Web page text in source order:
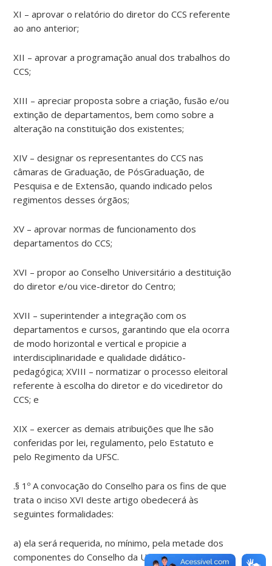
XI – aprovar o relatório do diretor do CCS referente
ao ano anterior;
XII – aprovar a programação anual dos trabalhos do
CCS;
XIII – apreciar proposta sobre a criação, fusão e/ou
extinção de departamentos, bem como sobre a
alteração na constituição dos existentes;
XIV – designar os representantes do CCS nas
câmaras de Graduação, de PósGraduação, de
Pesquisa e de Extensão, quando indicado pelos
regimentos desses órgãos;
XV – aprovar normas de funcionamento dos
departamentos do CCS;
XVI – propor ao Conselho Universitário a destituição
do diretor e/ou vice-diretor do Centro;
XVII – superintender a integração com os
departamentos e cursos, garantindo que ela ocorra
de modo horizontal e vertical e propicie a
interdisciplinaridade e qualidade didático-
pedagógica; XVIII – normatizar o processo eleitoral
referente à escolha do diretor e do vicediretor do
CCS; e
XIX – exercer as demais atribuições que lhe são
conferidas por lei, regulamento, pelo Estatuto e
pelo Regimento da UFSC.
.§ 1º A convocação do Conselho para os fins de que
trata o inciso XVI deste artigo obedecerá às
seguintes formalidades:
a) ela será requerida, no mínimo, pela metade dos
componentes do Conselho da Unidade,